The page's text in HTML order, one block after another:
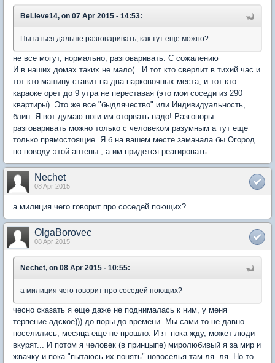
BeLieve14, on 07 Apr 2015 - 14:53:
Пытаться дальше разговаривать, как тут еще можно?
не все могут, нормально, разговаривать. С сожалению
И в наших домах таких не мало( . И тот кто сверлит в тихий час и
тот кто машину ставит на два парковочных места, и тот кто
караоке орет до 9 утра не переставая (это мои соседи из 290
квартиры). Это же все "быдлячество" или Индивидуальность,
блин. Я вот думаю ноги им оторвать надо! Разговоры
разговаривать можно только с человеком разумным а тут еще
только прямостоящие. Я б на вашем месте заманала бы Огород
по поводу этой антены , а им придется реагировать
Nechet
08 Apr 2015
а милиция чего говорит про соседей поющих?
OlgaBorovec
08 Apr 2015
Nechet, on 08 Apr 2015 - 10:55:
а милиция чего говорит про соседей поющих?
чесно сказать я еще даже не поднималась к ним, у меня
терпение адское))) до поры до времени. Мы сами то не давно
поселились, месяца еще не прошло. И я пока жду, может люди
вкурят... И потом я человек (в принцыпе) миролюбивый я за мир и
жвачку и пока "пытаюсь их понять" новоселья там ля- ля. Но то